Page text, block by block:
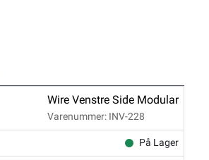
Wire Venstre Side Modular
Varenummer: INV-228
På Lager